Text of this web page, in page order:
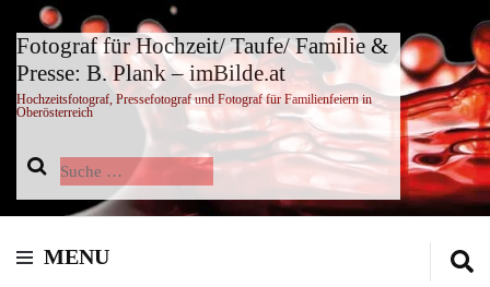
Fotograf für Hochzeit/ Taufe/ Familie &
Presse: B. Plank – imBilde.at
Hochzeitsfotograf, Pressefotograf und Fotograf für Familienfeiern in
Oberösterreich
Suche
nach:
MENU